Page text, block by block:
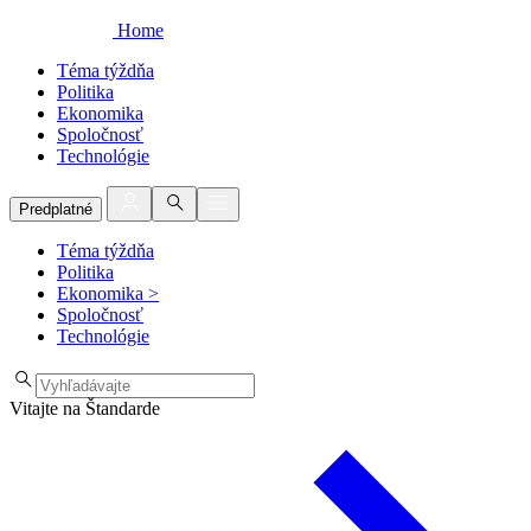
Home
Téma týždňa
Politika
Ekonomika
Spoločnosť
Technológie
Predplatné
Téma týždňa
Politika
Ekonomika >
Spoločnosť
Technológie
Vitajte na Štandarde